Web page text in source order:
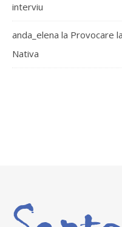
interviu
anda_elena la Provocare
Nativa